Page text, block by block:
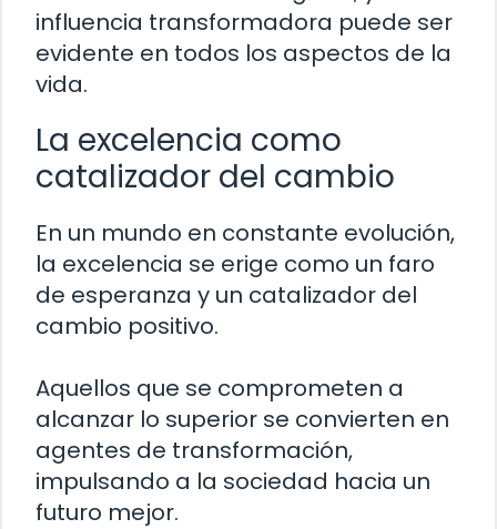
influencia transformadora puede ser
evidente en todos los aspectos de la
vida.
La excelencia como
catalizador del cambio
En un mundo en constante evolución,
la excelencia se erige como un faro
de esperanza y un catalizador del
cambio positivo.
Aquellos que se comprometen a
alcanzar lo superior se convierten en
agentes de transformación,
impulsando a la sociedad hacia un
futuro mejor.